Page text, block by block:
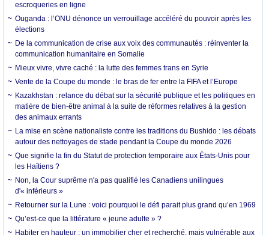
escroqueries en ligne
Ouganda : l’ONU dénonce un verrouillage accéléré du pouvoir après les
élections
De la communication de crise aux voix des communautés : réinventer la
communication humanitaire en Somalie
Mieux vivre, vivre caché : la lutte des femmes trans en Syrie
Vente de la Coupe du monde : le bras de fer entre la FIFA et l’Europe
Kazakhstan : relance du débat sur la sécurité publique et les politiques en
matière de bien-être animal à la suite de réformes relatives à la gestion
des animaux errants
La mise en scène nationaliste contre les traditions du Bushido : les débats
autour des nettoyages de stade pendant la Coupe du monde 2026
Que signifie la fin du Statut de protection temporaire aux États-Unis pour
les Haïtiens ?
Non, la Cour suprême n'a pas qualifié les Canadiens unilingues
d'« inférieurs »
Retourner sur la Lune : voici pourquoi le défi parait plus grand qu’en 1969
Qu’est-ce que la littérature « jeune adulte » ?
Habiter en hauteur : un immobilier cher et recherché, mais vulnérable aux